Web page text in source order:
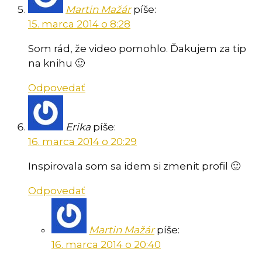
Martin Mažár píše:
15. marca 2014 o 8:28
Som rád, že video pomohlo. Ďakujem za tip
na knihu 🙂
Odpovedať
Erika píše:
16. marca 2014 o 20:29
Inspirovala som sa idem si zmenit profil 🙂
Odpovedať
Martin Mažár píše:
16. marca 2014 o 20:40